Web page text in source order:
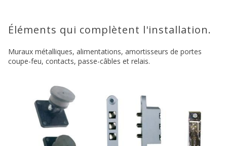
Éléments qui complètent l'installation.
Muraux métalliques, alimentations, amortisseurs de portes
coupe-feu, contacts, passe-câbles et relais.